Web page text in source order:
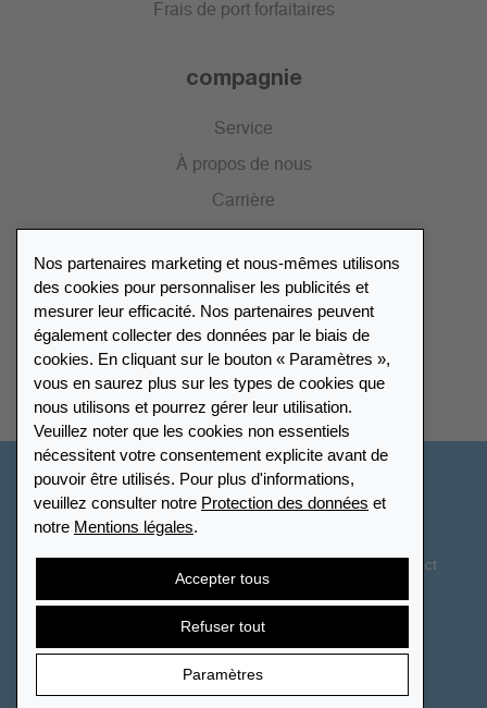
Frais de port forfaitaires
compagnie
Service
À propos de nous
Carrière
Catalogue
Répertoire des revendeurs
Trouver Leuchtturm
Nos partenaires marketing et nous-mêmes utilisons
des cookies pour personnaliser les publicités et
mesurer leur efficacité. Nos partenaires peuvent
également collecter des données par le biais de
cookies. En cliquant sur le bouton « Paramètres »,
vous en saurez plus sur les types de cookies que
nous utilisons et pourrez gérer leur utilisation.
Veuillez noter que les cookies non essentiels
nécessitent votre consentement explicite avant de
pouvoir être utilisés. Pour plus d'informations,
veuillez consulter notre Protection des données et
notre Mentions légales.
Accepter tous
Refuser tout
Paramètres
Suisse - Français
Paramètres des cookies
Contact
Droit de rétractation Résilier le contrat
© 2026 LEUCHTTURM. Tous droits réservés.